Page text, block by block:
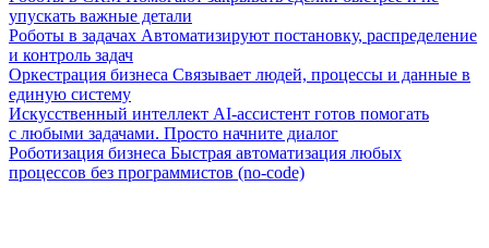
упускать важные детали
Роботы в задачах Автоматизируют постановку, распределение
и контроль задач
Оркестрация бизнеса Связывает людей, процессы и данные в
единую систему
Искусственный интеллект AI-ассистент готов помогать
с любыми задачами. Просто начните диалог
Роботизация бизнеса Быстрая автоматизация любых
процессов без программистов (no-code)